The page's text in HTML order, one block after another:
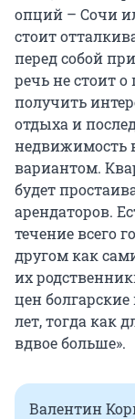
опций – Сочи
стоит
перед собой
речь не стоит
получить
отдыха и
недвижимость
вариантом.
будет
арендаторов.
течение всего
другом как
их
цен
лет, тогда как
вдвое больше».
Валентин